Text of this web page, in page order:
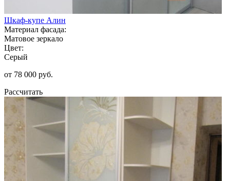
Шкаф-купе Алин
Материал фасада:
Матовое зеркало
Цвет:
Серый
от 78 000 руб.
Рассчитать